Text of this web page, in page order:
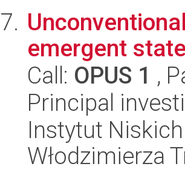
emergent
Call: OPUS 1 ,
Principal
Instytut
Włodzimierza